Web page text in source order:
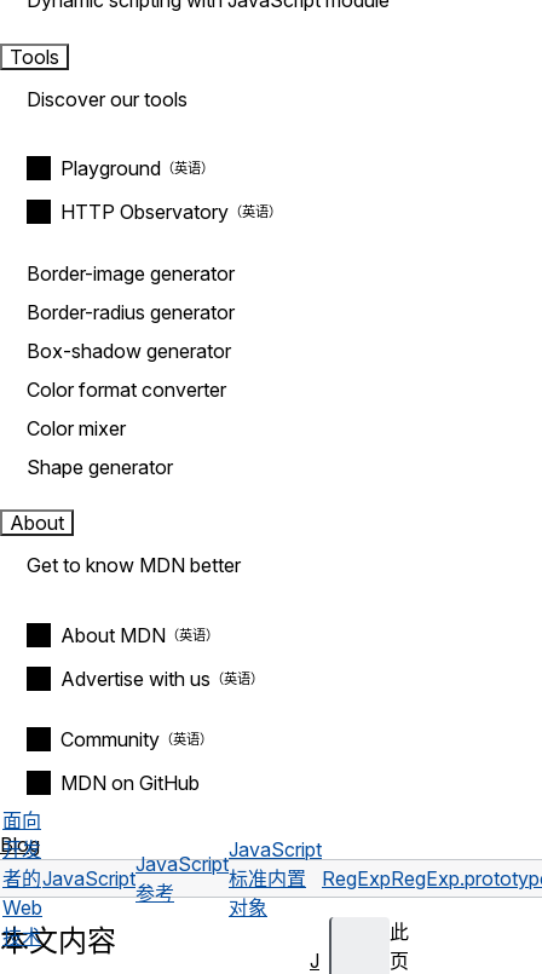
Tools
Discover our tools
Playground
HTTP Observatory
Border-image generator
Border-radius generator
Box-shadow generator
Color format converter
Color mixer
Shape generator
About
Get to know MDN better
About MDN
Advertise with us
Community
MDN on GitHub
Blog
面向
开发
者的
Web
技术
JavaScript
JavaScript
参考
JavaScript
标准内置
对象
RegExp
此
页
本文内容
J